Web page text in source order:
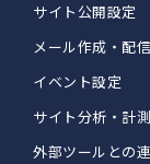
サイト公開設定
メール作成・配信
イベント設定
サイト分析・計測
外部ツールとの